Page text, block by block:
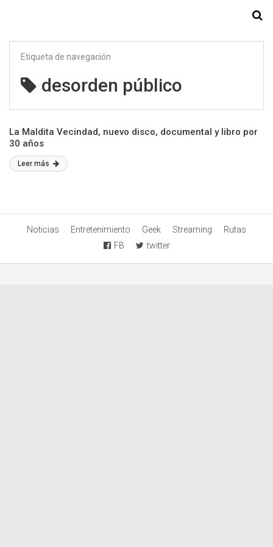
Etiqueta de navegación
desorden público
La Maldita Vecindad, nuevo disco, documental y libro por
30 años
Leer más
Noticias Entretenimiento Geek Streaming
Rutas
FB
twitter